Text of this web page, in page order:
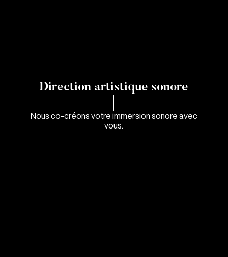
Direction artistique sonore
Nous co-créons votre immersion sonore avec
vous.